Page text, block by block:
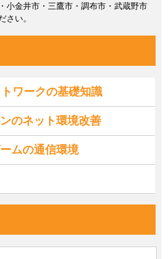
小金井市・三鷹市・調布市・武蔵野市
さい。
ワークの基礎知識
のネット環境改善
ムの通信環境